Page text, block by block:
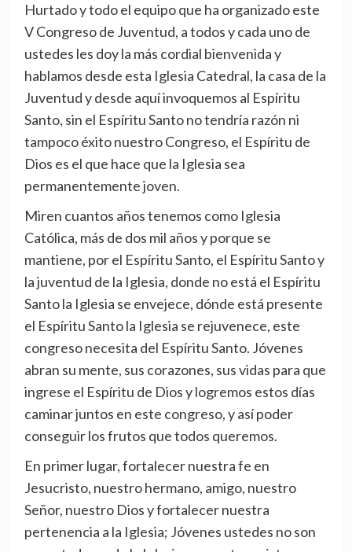
Hurtado y todo el equipo que ha organizado este
V Congreso de Juventud, a todos y cada uno de
ustedes les doy la más cordial bienvenida y
hablamos desde esta Iglesia Catedral, la casa de la
Juventud y desde aquí invoquemos al Espíritu
Santo, sin el Espíritu Santo no tendría razón ni
tampoco éxito nuestro Congreso, el Espíritu de
Dios es el que hace que la Iglesia sea
permanentemente joven.
Miren cuantos años tenemos como Iglesia
Católica, más de dos mil años y porque se
mantiene, por el Espíritu Santo, el Espíritu Santo y
la juventud de la Iglesia, donde no está el Espíritu
Santo la Iglesia se envejece, dónde está presente
el Espíritu Santo la Iglesia se rejuvenece, este
congreso necesita del Espíritu Santo. Jóvenes
abran su mente, sus corazones, sus vidas para que
ingrese el Espíritu de Dios y logremos estos días
caminar juntos en este congreso, y así poder
conseguir los frutos que todos queremos.
En primer lugar, fortalecer nuestra fe en
Jesucristo, nuestro hermano, amigo, nuestro
Señor, nuestro Dios y fortalecer nuestra
pertenencia a la Iglesia; Jóvenes ustedes no son